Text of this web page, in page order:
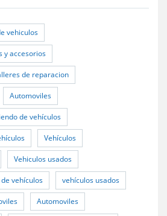
vehiculos
y accesorios
de reparacion
Automoviles
de vehículos
Vehículos
Vehiculos usados
vehículos vehículos usados
Automoviles